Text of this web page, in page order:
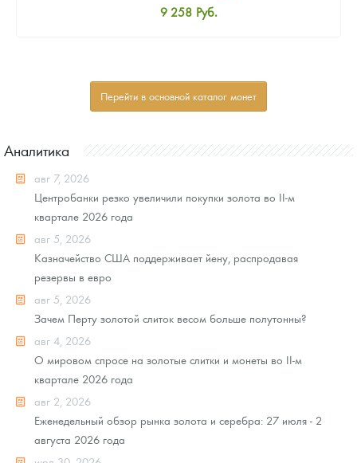
9 258 Руб.
Звоните
Перейти в основной каталог монет
Аналитика
авг 7, 2026
Центробанки резко увеличили покупки золота во II-м
квартале 2026 года
авг 5, 2026
Казначейство США поддерживает йену, распродавая
резервы в евро
авг 5, 2026
Зачем Перту золотой слиток весом больше полутонны?
авг 4, 2026
О мировом спросе на золотые слитки и монеты во II-м
квартале 2026 года
авг 2, 2026
Еженедельный обзор рынка золота и серебра: 27 июля - 2
августа 2026 года